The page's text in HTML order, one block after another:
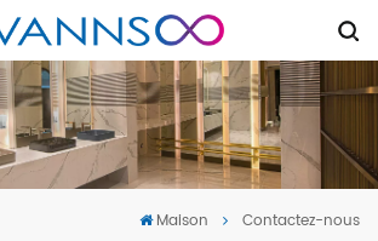
Maison Contactez-nous